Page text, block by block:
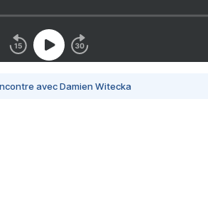
avec Damien Witecka